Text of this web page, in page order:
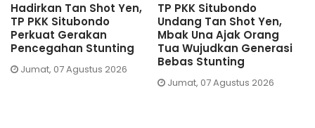
Hadirkan Tan Shot Yen,
TP PKK Situbondo
Perkuat Gerakan
Pencegahan Stunting
Jumat, 07 Agustus 2026
TP PKK Situbondo
Undang Tan Shot Yen,
Mbak Una Ajak Orang
Tua Wujudkan Generasi
Bebas Stunting
Jumat, 07 Agustus 2026